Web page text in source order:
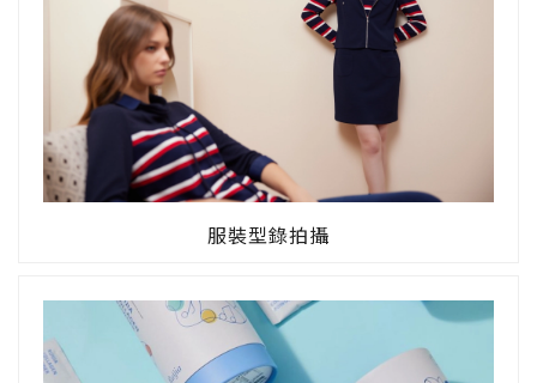
服裝型錄拍攝